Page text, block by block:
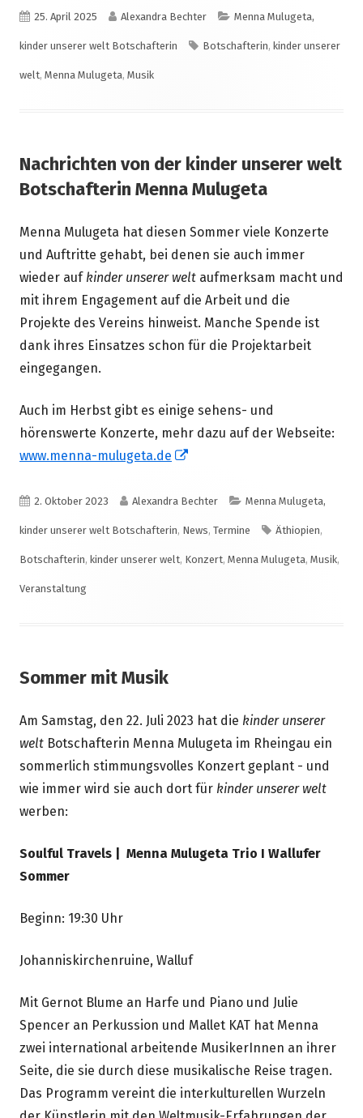
Veröffentlicht
am
25. April 2025 Autor
Alexandra Bechter Kategorien
Menna Mulugeta,
kinder unserer welt Botschafterin Schlagwörter
Botschafterin, kinder unserer
welt, Menna Mulugeta, Musik
Nachrichten von der kinder unserer welt
Botschafterin Menna Mulugeta
Menna Mulugeta hat diesen Sommer viele Konzerte
und Auftritte gehabt, bei denen sie auch immer
wieder auf kinder unserer welt aufmerksam macht und
mit ihrem Engagement auf die Arbeit und die
Projekte des Vereins hinweist. Manche Spende ist
dank ihres Einsatzes schon für die Projektarbeit
eingegangen.
Auch im Herbst gibt es einige sehens- und
hörenswerte Konzerte, mehr dazu auf der Webseite:
www.menna-mulugeta.de
Fenster
öffnen
Veröffentlicht
am
2. Oktober 2023 Autor
Alexandra Bechter Kategorien
Menna Mulugeta,
kinder unserer welt Botschafterin, News, Termine Schlagwörter
Äthiopien,
Botschafterin, kinder unserer welt, Konzert, Menna Mulugeta, Musik,
Veranstaltung
Sommer mit Musik
Am Samstag, den 22. Juli 2023 hat die kinder unserer
welt Botschafterin Menna Mulugeta im Rheingau ein
sommerlich stimmungsvolles Konzert geplant - und
wie immer wird sie auch dort für kinder unserer welt
werben:
Soulful Travels | Menna Mulugeta Trio I Wallufer
Sommer
Beginn: 19:30 Uhr
Johanniskirchenruine, Walluf
Mit Gernot Blume an Harfe und Piano und Julie
Spencer an Perkussion und Mallet KAT hat Menna
zwei international arbeitende MusikerInnen an ihrer
Seite, die sie durch diese musikalische Reise tragen.
Das Programm vereint die interkulturellen Wurzeln